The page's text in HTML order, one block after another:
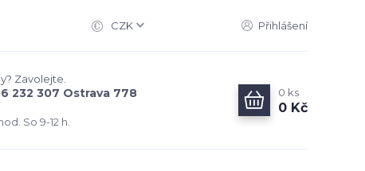
CZK Přihlášení
Zavolejte.
232 307 Ostrava 778
So 9-12 h.
0 ks
0 Kč